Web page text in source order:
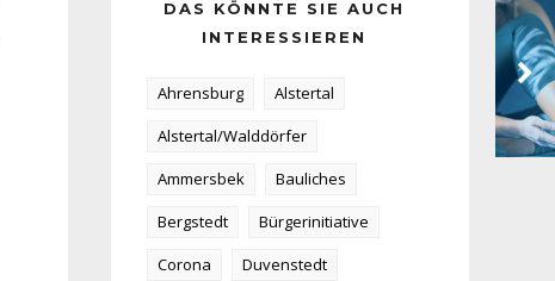
DAS KÖNNTE SIE AUCH
INTERESSIEREN
Ahrensburg
Alstertal
Alstertal/Walddörfer
Ammersbek
Bauliches
Bergstedt
Bürgerinitiative
Corona
Duvenstedt